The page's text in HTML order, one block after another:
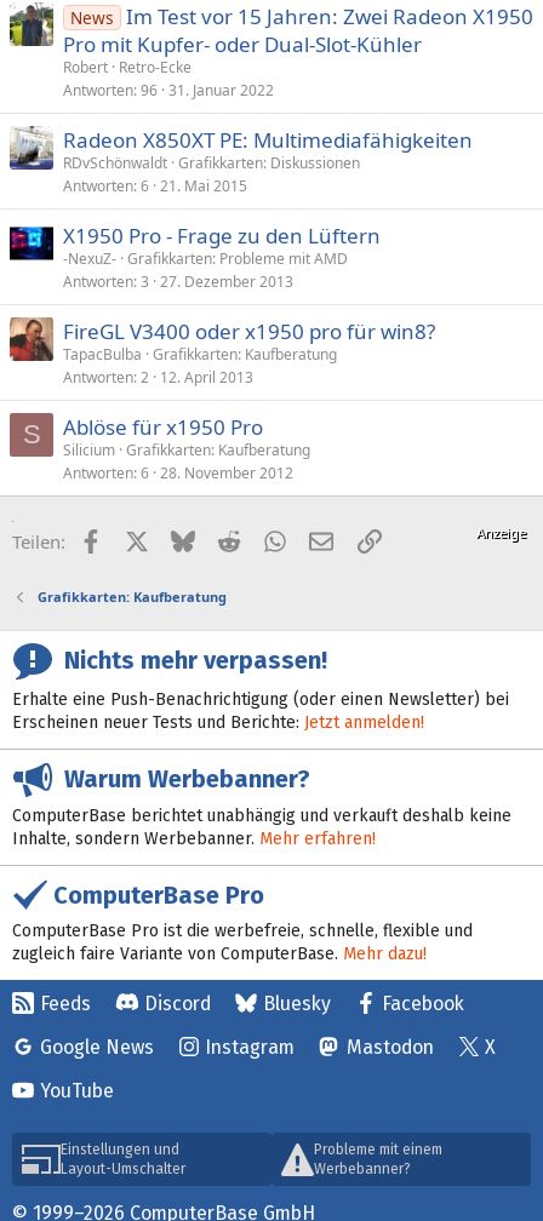
News Im Test vor 15 Jahren: Zwei Radeon X1950
Pro mit Kupfer- oder Dual-Slot-Kühler
Robert Retro-Ecke
Antworten 96 31. Januar 2022
Radeon X850XT PE: Multimediafähigkeiten
RDvSchönwaldt Grafikkarten: Diskussionen
Antworten 6 21. Mai 2015
X1950 Pro - Frage zu den Lüftern
-NexuZ- Grafikkarten: Probleme mit AMD
Antworten 3 27. Dezember 2013
FireGL V3400 oder x1950 pro für win8?
TapacBulba Grafikkarten: Kaufberatung
Antworten 2 12. April 2013
S Ablöse für x1950 Pro
Silicium Grafikkarten: Kaufberatung
Antworten 6 28. November 2012
Teilen: FacebookX (Twitter)
BlueskyRedditWhatsApp
E-MailLink
Grafikkarten: Kaufberatung
Nichts mehr verpassen!
Erhalte eine Push-Benachrichtigung (oder einen Newsletter) bei
Erscheinen neuer Tests und Berichte: Jetzt anmelden!
Warum Werbebanner?
ComputerBase berichtet unabhängig und verkauft deshalb keine
Inhalte, sondern Werbebanner. Mehr erfahren!
ComputerBase Pro
ComputerBase Pro ist die werbefreie, schnelle, flexible und
zugleich faire Variante von ComputerBase. Mehr dazu!
Feeds Discord Bluesky
Facebook
Google News
Instagram Mastodon
X
YouTube
Einstellungen und
Layout-Umschalter
Probleme mit einem
Werbebanner?
© 1999–2026 ComputerBase GmbH